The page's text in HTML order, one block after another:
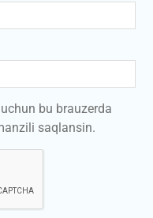
bu brauzerda
saqlansin.